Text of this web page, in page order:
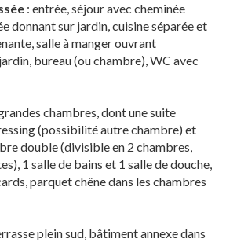
: entrée, séjour avec cheminée
donnant sur jardin, cuisine séparée et
salle à manger ouvrant
bureau (ou chambre), WC avec
chambres, dont une suite
(possibilité autre chambre) et
double (divisible en 2 chambres,
1 salle de bains et 1 salle de douche,
parquet chêne dans les chambres
plein sud, bâtiment annexe dans